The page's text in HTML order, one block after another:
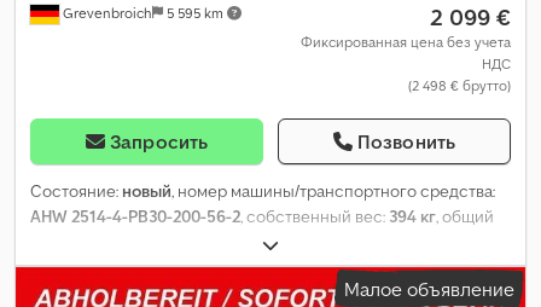
Grevenbroich 5 595 km 2 099 €
Фиксированная цена без учета
НДС
(2 498 € брутто)
Запросить Позвонить
Состояние: новый, номер машины/транспортного средства:
AHW 2514-4-PB30-200-56-2, собственный вес: 394 кг, общий
, длина грузового отсека:
пространства для загрузки:1 450 мм, высота грузового
отсека:300 мм, Год выпуска:2026, Малое объявление